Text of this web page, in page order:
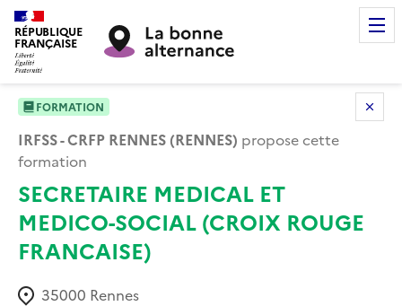
RÉPUBLIQUE
FRANÇAISE
FORMATION
IRFSS - CRFP RENNES (RENNES) propose cette
formation
SECRETAIRE MEDICAL ET
MEDICO-SOCIAL (CROIX ROUGE
FRANCAISE)
35000 Rennes